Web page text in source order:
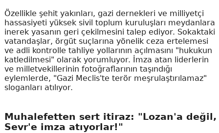
Özellikle şehit yakınları, gazi dernekleri ve milliyetçi
hassasiyeti yüksek sivil toplum kuruluşları meydanlara
inerek yasanın geri çekilmesini talep ediyor. Sokaktaki
vatandaşlar, örgüt suçlarına yönelik ceza ertelemesi
ve adli kontrolle tahliye yollarının açılmasını "hukukun
katledilmesi" olarak yorumluyor. İmza atan liderlerin
ve milletvekillerinin fotoğraflarının taşındığı
eylemlerde, "Gazi Meclis'te terör meşrulaştırılamaz"
sloganları atılıyor.
Muhalefetten sert itiraz: "Lozan'a değil,
Sevr'e imza atıyorlar!"